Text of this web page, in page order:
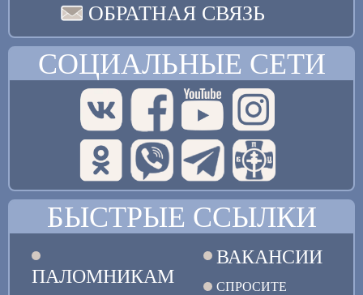
ОБРАТНАЯ СВЯЗЬ
СОЦИАЛЬНЫЕ СЕТИ
БЫСТРЫЕ ССЫЛКИ
ПАЛОМНИКАМ
ВАКАНСИИ
СПРОСИТЕ